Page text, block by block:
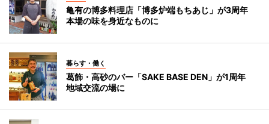
亀有の博多料理店「博多炉端もちあじ」が3周年
本場の味を身近なものに
暮らす・働く
葛飾・高砂のバー「SAKE BASE DEN」が1周年
地域交流の場に